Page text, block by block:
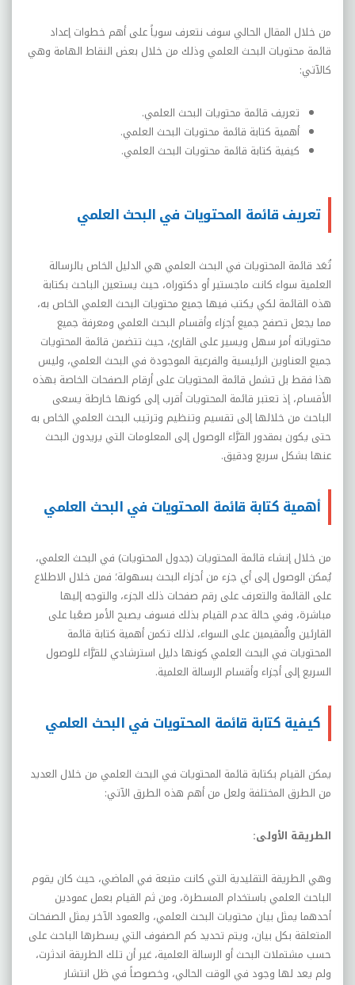
من خلال المقال الحالي سوف نتعرف سوياً على أهم خطوات إعداد
قائمة محتويات البحث العلمي وذلك من خلال بعض النقاط الهامة وهي
كالآتي:
تعريف قائمة محتويات البحث العلمي.
أهمية كتابة قائمة محتويات البحث العلمي.
كيفية كتابة قائمة محتويات البحث العلمي.
تعريف قائمة المحتويات في البحث العلمي
تُعَد قائمة المحتويات في البحث العلمي هي الدليل الخاص بالرسالة
العلمية سواء كانت ماجستير أو دكتوراه، حيث يستعين الباحث بكتابة
هذه القائمة لكي يكتب فيها جميع محتويات البحث العلمي الخاص به،
مما يجعل تصفح جميع أجزاء وأقسام البحث العلمي ومعرفة جميع
محتوياته أمر سهل ويسير على القارئ، حيث تتضمن قائمة المحتويات
جميع العناوين الرئيسية والفرعية الموجودة في البحث العلمي، وليس
هذا فقط بل تشمل قائمة المحتويات على أرقام الصفحات الخاصة بهذه
الأقسام، إذ تعتبر قائمة المحتويات أقرب إلى كونها خارطة يسعى
الباحث من خلالها إلى تقسيم وتنظيم وترتيب البحث العلمي الخاص به
حتى يكون بمقدور القرَّاء الوصول إلى المعلومات التي يريدون البحث
عنها بشكل سريع ودقيق.
أهمية كتابة قائمة المحتويات في البحث العلمي
من خلال إنشاء قائمة المحتويات (جدول المحتويات) في البحث العلمي،
يُمكن الوصول إلى أي جزء من أجزاء البحث بسهولة؛ فمن خلال الاطلاع
على القائمة والتعرف على رقم صفحات ذلك الجزء، والتوجه إليها
مباشرة، وفي حالة عدم القيام بذلك فسوف يصبح الأمر صعًبا على
القارئين والُمقيمين على السواء، لذلك تكمن أهمية كتابة قائمة
المحتويات في البحث العلمي كونها دليل استرشادي للقرَّاء للوصول
السريع إلى أجزاء وأقسام الرسالة العلمية.
كيفية كتابة قائمة المحتويات في البحث العلمي
يمكن القيام بكتابة قائمة المحتويات في البحث العلمي من خلال العديد
من الطرق المختلفة ولعل من أهم هذه الطرق الآتي:
الطريقة الأولى:
وهي الطريقة التقليدية التي كانت متبعة في الماضي، حيث كان يقوم
الباحث العلمي باستخدام المسطرة، ومن ثم القيام بعمل عمودين
أحدهما يمثل بيان محتويات البحث العلمي، والعمود الآخر يمثل الصفحات
المتعلقة بكل بيان، ويتم تحديد كم الصفوف التي يسطرها الباحث على
حسب مشتملات البحث أو الرسالة العلمية، غير أن تلك الطريقة اندثرت،
ولم يعد لها وجود في الوقت الحالي، وخصوصاً في ظل انتشار